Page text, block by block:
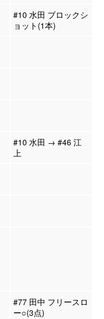
#10 水田 ブロックシ
ョット(1本)
#10 水田 → #46 江
上
#77 田中 フリースロ
ー○(3点)